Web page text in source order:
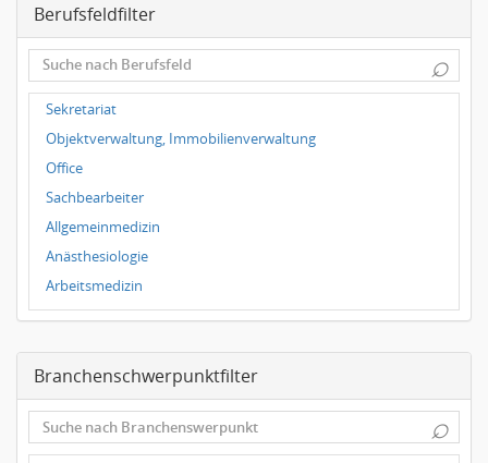
Leipzig
Dortmund
Wuppertal
Hallbergmoos
Würzburg
Grünwald
Ulm
Bielefeld
Hannover
Duisburg
Berufsfeldfilter
⌕
Sekretariat
Objektverwaltung, Immobilienverwaltung
Office
Sachbearbeiter
Allgemeinmedizin
Anästhesiologie
Arbeitsmedizin
Augenheilkunde
Frauenheilkunde, Geburtshilfe
Hals-Nasen-Ohrenheilkunde
Hautkrankheiten, Geschlechtskrankheiten
Branchenschwerpunktfilter
⌕